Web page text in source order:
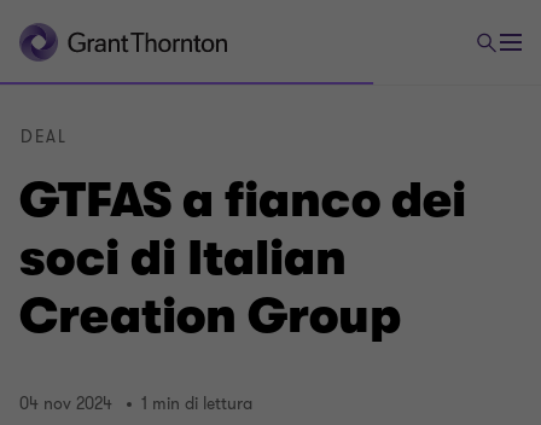
GTFAS a fianco dei
soci di Italian
Creation Group
DEAL
04 nov 2024 1 min di lettura